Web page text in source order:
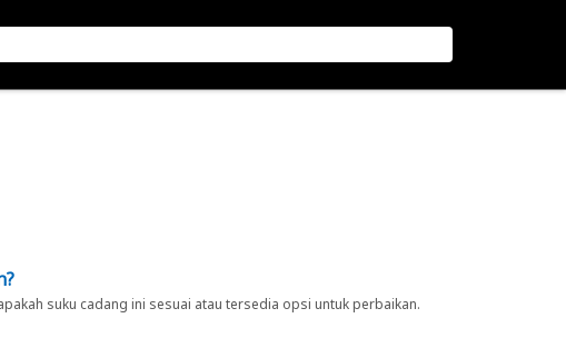
suku cadang ini sesuai atau tersedia opsi untuk perbaikan.